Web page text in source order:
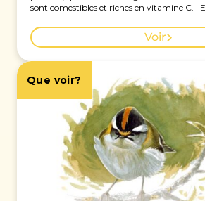
sont comestibles et riches en vitamine C. En savoir plus sur
Voir
Que voir?